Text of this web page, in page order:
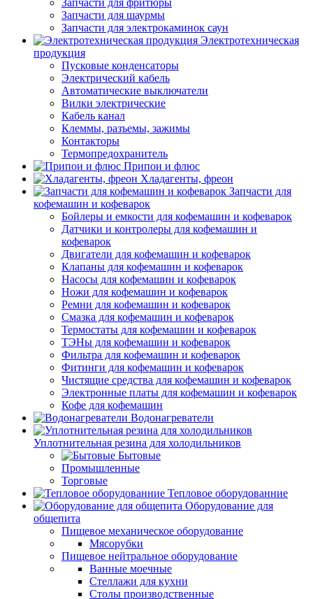
Запчасти для фритюры
Запчасти для шаурмы
Запчасти для электрокаминок саун
Электротехническая
продукция
Пусковые конденсаторы
Электрический кабель
Автоматические выключатели
Вилки электрические
Кабель канал
Клеммы, разъемы, зажимы
Контакторы
Термопредохранитель
Припои и флюс
Хладагенты, фреон
Запчасти для
кофемашин и кофеварок
Бойлеры и емкости для кофемашин и кофеварок
Датчики и контролеры для кофемашин и
кофеварок
Двигатели для кофемашин и кофеварок
Клапаны для кофемашин и кофеварок
Насосы для кофемашин и кофеварок
Ножи для кофемашин и кофеварок
Ремни для кофемашин и кофеварок
Смазка для кофемашин и кофеварок
Термостаты для кофемашин и кофеварок
ТЭНы для кофемашин и кофеварок
Фильтра для кофемашин и кофеварок
Фитинги для кофемашин и кофеварок
Чистящие средства для кофемашин и кофеварок
Электронные платы для кофемашин и кофеварок
Кофе для кофемашин
Водонагреватели
Уплотнительная резина для холодильников
Бытовые
Промышленные
Торговые
Тепловое оборудованние
Оборудование для
общепита
Пищевое механическое оборудование
Мясорубки
Пищевое нейтральное оборудование
Ванные моечные
Стеллажи для кухни
Столы производственные